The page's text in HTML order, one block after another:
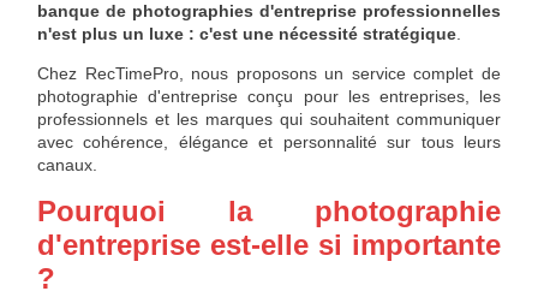
banque de photographies d'entreprise professionnelles
n'est plus un luxe : c'est une nécessité stratégique
Chez RecTimePro, nous proposons un service complet de
photographie d'entreprise conçu pour les entreprises, les
professionnels et les marques qui souhaitent communiquer
avec cohérence, élégance et personnalité sur tous leurs
canaux.
Pourquoi la photographie
d'entreprise est-elle si importante
?